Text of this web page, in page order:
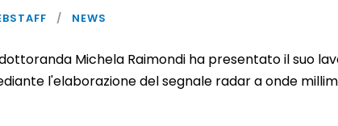
NEWS
Michela Raimondi ha presentato il suo
l'elaborazione del segnale radar a onde